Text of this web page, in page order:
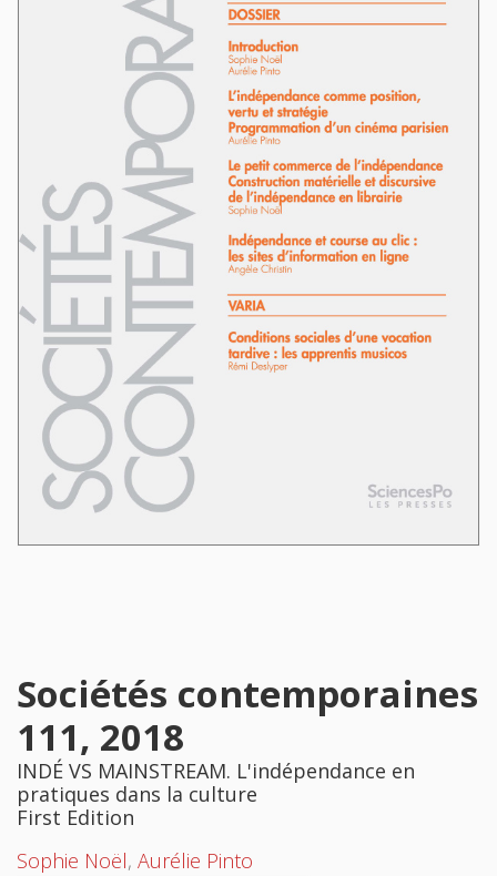
Sociétés contemporaines
111, 2018
INDÉ VS MAINSTREAM. L'indépendance en
pratiques dans la culture
First Edition
Sophie Noël, Aurélie Pinto